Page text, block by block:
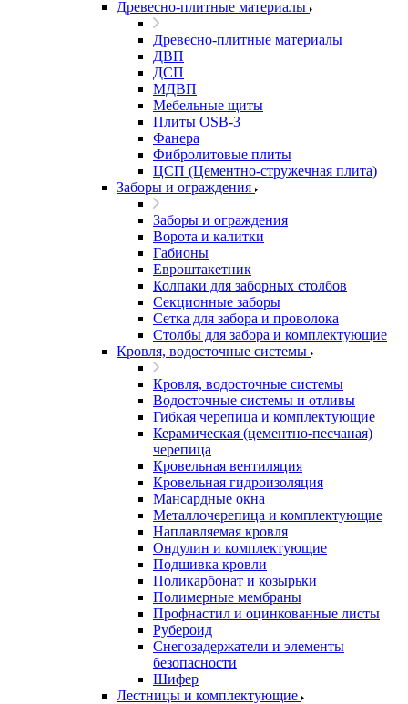
Древесно-плитные материалы
Древесно-плитные материалы
ДВП
ДСП
МДВП
Мебельные щиты
Плиты OSB-3
Фанера
Фибролитовые плиты
ЦСП (Цементно-стружечная плита)
Заборы и ограждения
Заборы и ограждения
Ворота и калитки
Габионы
Евроштакетник
Колпаки для заборных столбов
Секционные заборы
Сетка для забора и проволока
Столбы для забора и комплектующие
Кровля, водосточные системы
Кровля, водосточные системы
Водосточные системы и отливы
Гибкая черепица и комплектующие
Керамическая (цементно-песчаная)
черепица
Кровельная вентиляция
Кровельная гидроизоляция
Мансардные окна
Металлочерепица и комплектующие
Наплавляемая кровля
Ондулин и комплектующие
Подшивка кровли
Поликарбонат и козырьки
Полимерные мембраны
Профнастил и оцинкованные листы
Рубероид
Снегозадержатели и элементы
безопасности
Шифер
Лестницы и комплектующие